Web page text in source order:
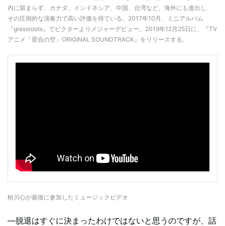
内に留まらず、カナダ、インドネシア、中国、台湾など、海外にも進出し、
その圧倒的な演奏力で高い評価を得ている。2017年10月、ミニアルバム
『grassroots』でビクターよりメジャーデビュー。2019年12月25日に、『TV
アニメ「星合の空」ORIGINAL SOUNDTRACK』をリリースする。
粉川心が最後に参加したミュージックビデオ
―脱退はすぐに決まったわけではないと思うのですが、話